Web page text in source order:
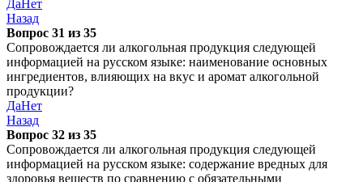
Да Нет
Назад
Вопрос 31 из 35
Сопровождается ли алкогольная продукция следующей
информацией на русском языке: наименование основных
ингредиентов, влияющих на вкус и аромат алкогольной
продукции?
ДаНет
Назад
Вопрос 32 из 35
Сопровождается ли алкогольная продукция следующей
информацией на русском языке: содержание вредных для
здоровья веществ по сравнению с обязательными